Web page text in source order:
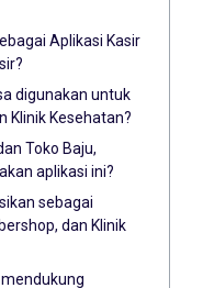
Aplikasi Kasir
digunakan untuk
Klinik Kesehatan?
Toko Baju,
aplikasi ini?
sebagai
dan Klinik
mendukung